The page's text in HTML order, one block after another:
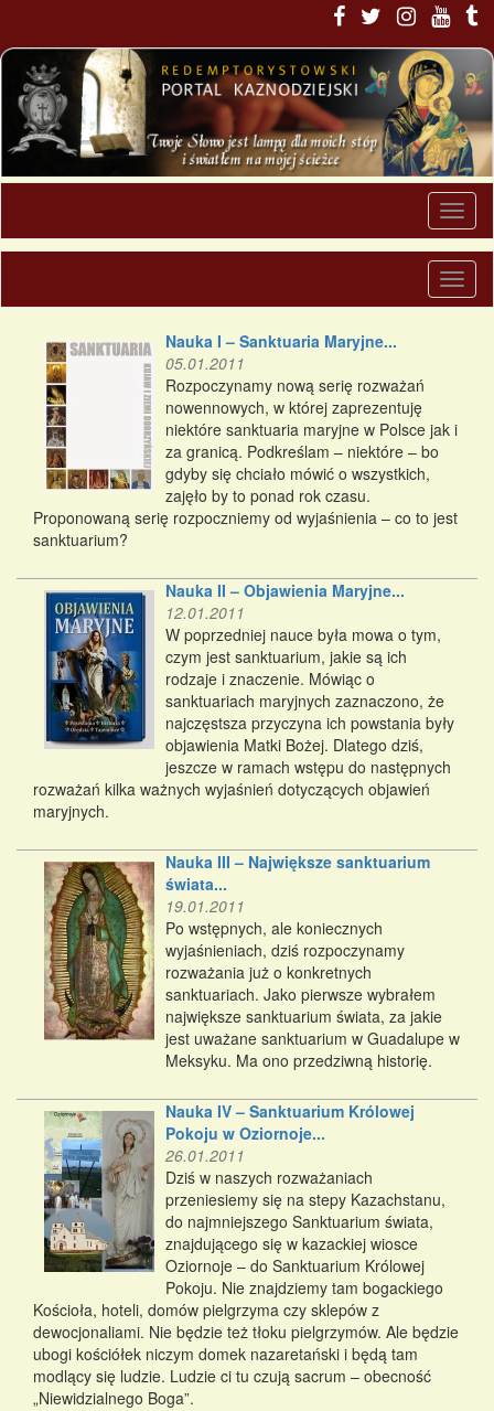
Nauka I – Sanktuaria Maryjne...
05.01.2011
Rozpoczynamy nową serię rozważań
nowennowych, w której zaprezentuję
niektóre sanktuaria maryjne w Polsce jak i
za granicą. Podkreślam – niektóre – bo
gdyby się chciało mówić o wszystkich,
zajęło by to ponad rok czasu.
Proponowaną serię rozpoczniemy od wyjaśnienia – co to jest
sanktuarium?
Nauka II – Objawienia Maryjne...
12.01.2011
W poprzedniej nauce była mowa o tym,
czym jest sanktuarium, jakie są ich
rodzaje i znaczenie. Mówiąc o
sanktuariach maryjnych zaznaczono, że
najczęstsza przyczyna ich powstania były
objawienia Matki Bożej. Dlatego dziś,
jeszcze w ramach wstępu do następnych
rozważań kilka ważnych wyjaśnień dotyczących objawień
maryjnych.
Nauka III – Największe sanktuarium
świata...
19.01.2011
Po wstępnych, ale koniecznych
wyjaśnieniach, dziś rozpoczynamy
rozważania już o konkretnych
sanktuariach. Jako pierwsze wybrałem
największe sanktuarium świata, za jakie
jest uważane sanktuarium w Guadalupe w
Meksyku. Ma ono przedziwną historię.
Nauka IV – Sanktuarium Królowej
Pokoju w Oziornoje...
26.01.2011
Dziś w naszych rozważaniach
przeniesiemy się na stepy Kazachstanu,
do najmniejszego Sanktuarium świata,
znajdującego się w kazackiej wiosce
Oziornoje – do Sanktuarium Królowej
Pokoju. Nie znajdziemy tam bogackiego
Kościoła, hoteli, domów pielgrzyma czy sklepów z
dewocjonaliami. Nie będzie też tłoku pielgrzymów. Ale będzie
ubogi kościółek niczym domek nazaretański i będą tam
modlący się ludzie. Ludzie ci tu czują sacrum – obecność
„Niewidzialnego Boga”.